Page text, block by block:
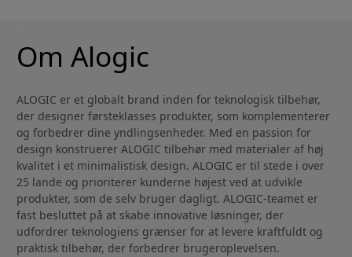
Om Alogic
ALOGIC er et globalt brand inden for teknologisk tilbehør,
der designer førsteklasses produkter, som komplementerer
og forbedrer dine yndlingsenheder. Med en passion for
design konstruerer ALOGIC tilbehør med materialer af høj
kvalitet i et minimalistisk design. ALOGIC er til stede i over
25 lande og prioriterer kunderne højest ved at udvikle
produkter, som de selv bruger dagligt. ALOGIC-teamet er
fast besluttet på at skabe innovative løsninger, der
udfordrer teknologiens grænser for at levere kraftfuldt og
praktisk tilbehør, der forbedrer brugeroplevelsen.